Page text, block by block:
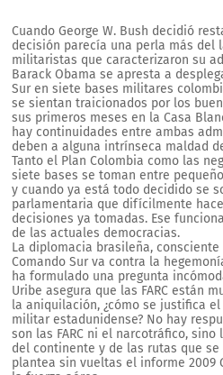
Cuando George W. Bush decidió
decisión parecía una perla más del
militaristas que caracterizaron su
Barack Obama se apresta a
Sur en siete bases militares
se sientan traicionados por los
sus primeros meses en la Casa
hay continuidades entre ambas
deben a alguna intrínseca maldad
Tanto el Plan Colombia como las
siete bases se toman entre
y cuando ya está todo decidido se
parlamentaria que difícilmente
decisiones ya tomadas. Ese
de las actuales democracias.
La diplomacia brasileña,
Comando Sur va contra la
ha formulado una pregunta
Uribe asegura que las FARC están
la aniquilación, ¿cómo se justifica
militar estadunidense? No hay
son las FARC ni el narcotráfico,
del continente y de las rutas que
plantea sin vueltas el informe 2009